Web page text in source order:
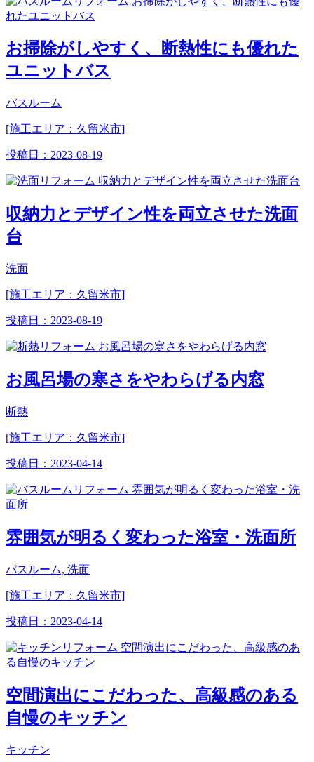
お掃除がしやすく、断熱性にも優れた
ユニットバス
バスルーム
[施工エリア：久留米市]
投稿日： 2023-08-19
収納力とデザイン性を両立させた洗面
台
洗面
[施工エリア：久留米市]
投稿日： 2023-08-19
お風呂場の寒さをやわらげる内窓
断熱
[施工エリア：久留米市]
投稿日： 2023-04-14
雰囲気が明るく変わった浴室・洗面所
バスルーム, 洗面
[施工エリア：久留米市]
投稿日： 2023-04-14
空間演出にこだわった、高級感のある
自慢のキッチン
キッチン